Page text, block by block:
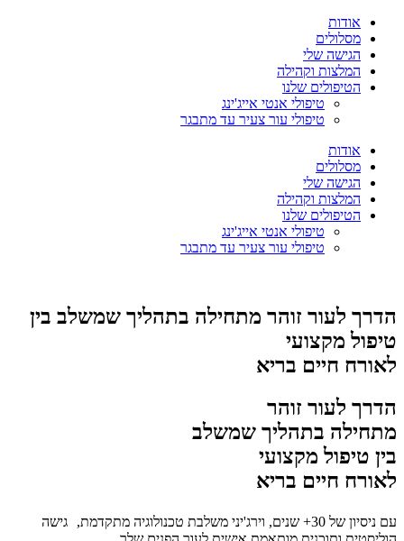
אודות
מסלולים
הגישה שלי
המלצות וקהילה
הטיפולים שלנו
טיפולי אנטי אייג'ינג
טיפולי עור צעיר עד מתבגר
אודות
מסלולים
הגישה שלי
המלצות וקהילה
הטיפולים שלנו
טיפולי אנטי אייג'ינג
טיפולי עור צעיר עד מתבגר
הדרך לעור זוהר מתחילה בתהליך שמשלב בין
טיפול מקצועי
לאורח חיים בריא
הדרך לעור זוהר
מתחילה בתהליך שמשלב
בין טיפול מקצועי
לאורח חיים בריא
עם ניסיון של 30+ שנים, וירג'יני משלבת טכנולוגיה מתקדמת, גישה